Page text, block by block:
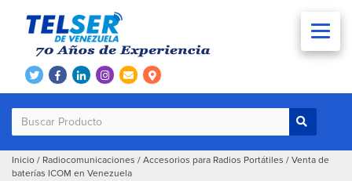
Inicio / Radiocomunicaciones / Accesorios para Radios Portátiles / Venta de
baterías ICOM en Venezuela